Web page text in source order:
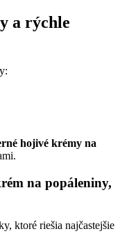
a rýchle
hojivé krémy na
na popáleniny,
ktoré riešia najčastejšie